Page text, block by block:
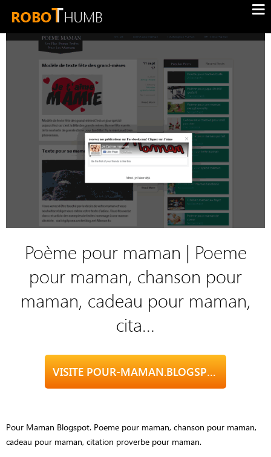
Poème pour maman | Poeme
pour maman, chanson pour
maman, cadeau pour maman,
cita...
VISITE POUR-MAMAN.BLOGSPOT.FR
Pour Maman Blogspot. Poeme pour maman, chanson pour maman,
cadeau pour maman, citation proverbe pour maman.